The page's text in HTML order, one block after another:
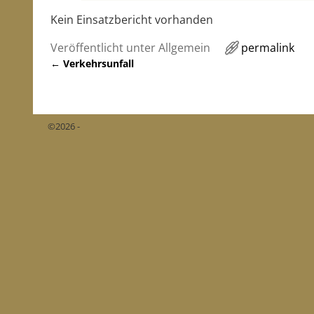
Kein Einsatzbericht vorhanden
Veröffentlicht unterAllgemein permalink
← Verkehrsunfall
©2026 -